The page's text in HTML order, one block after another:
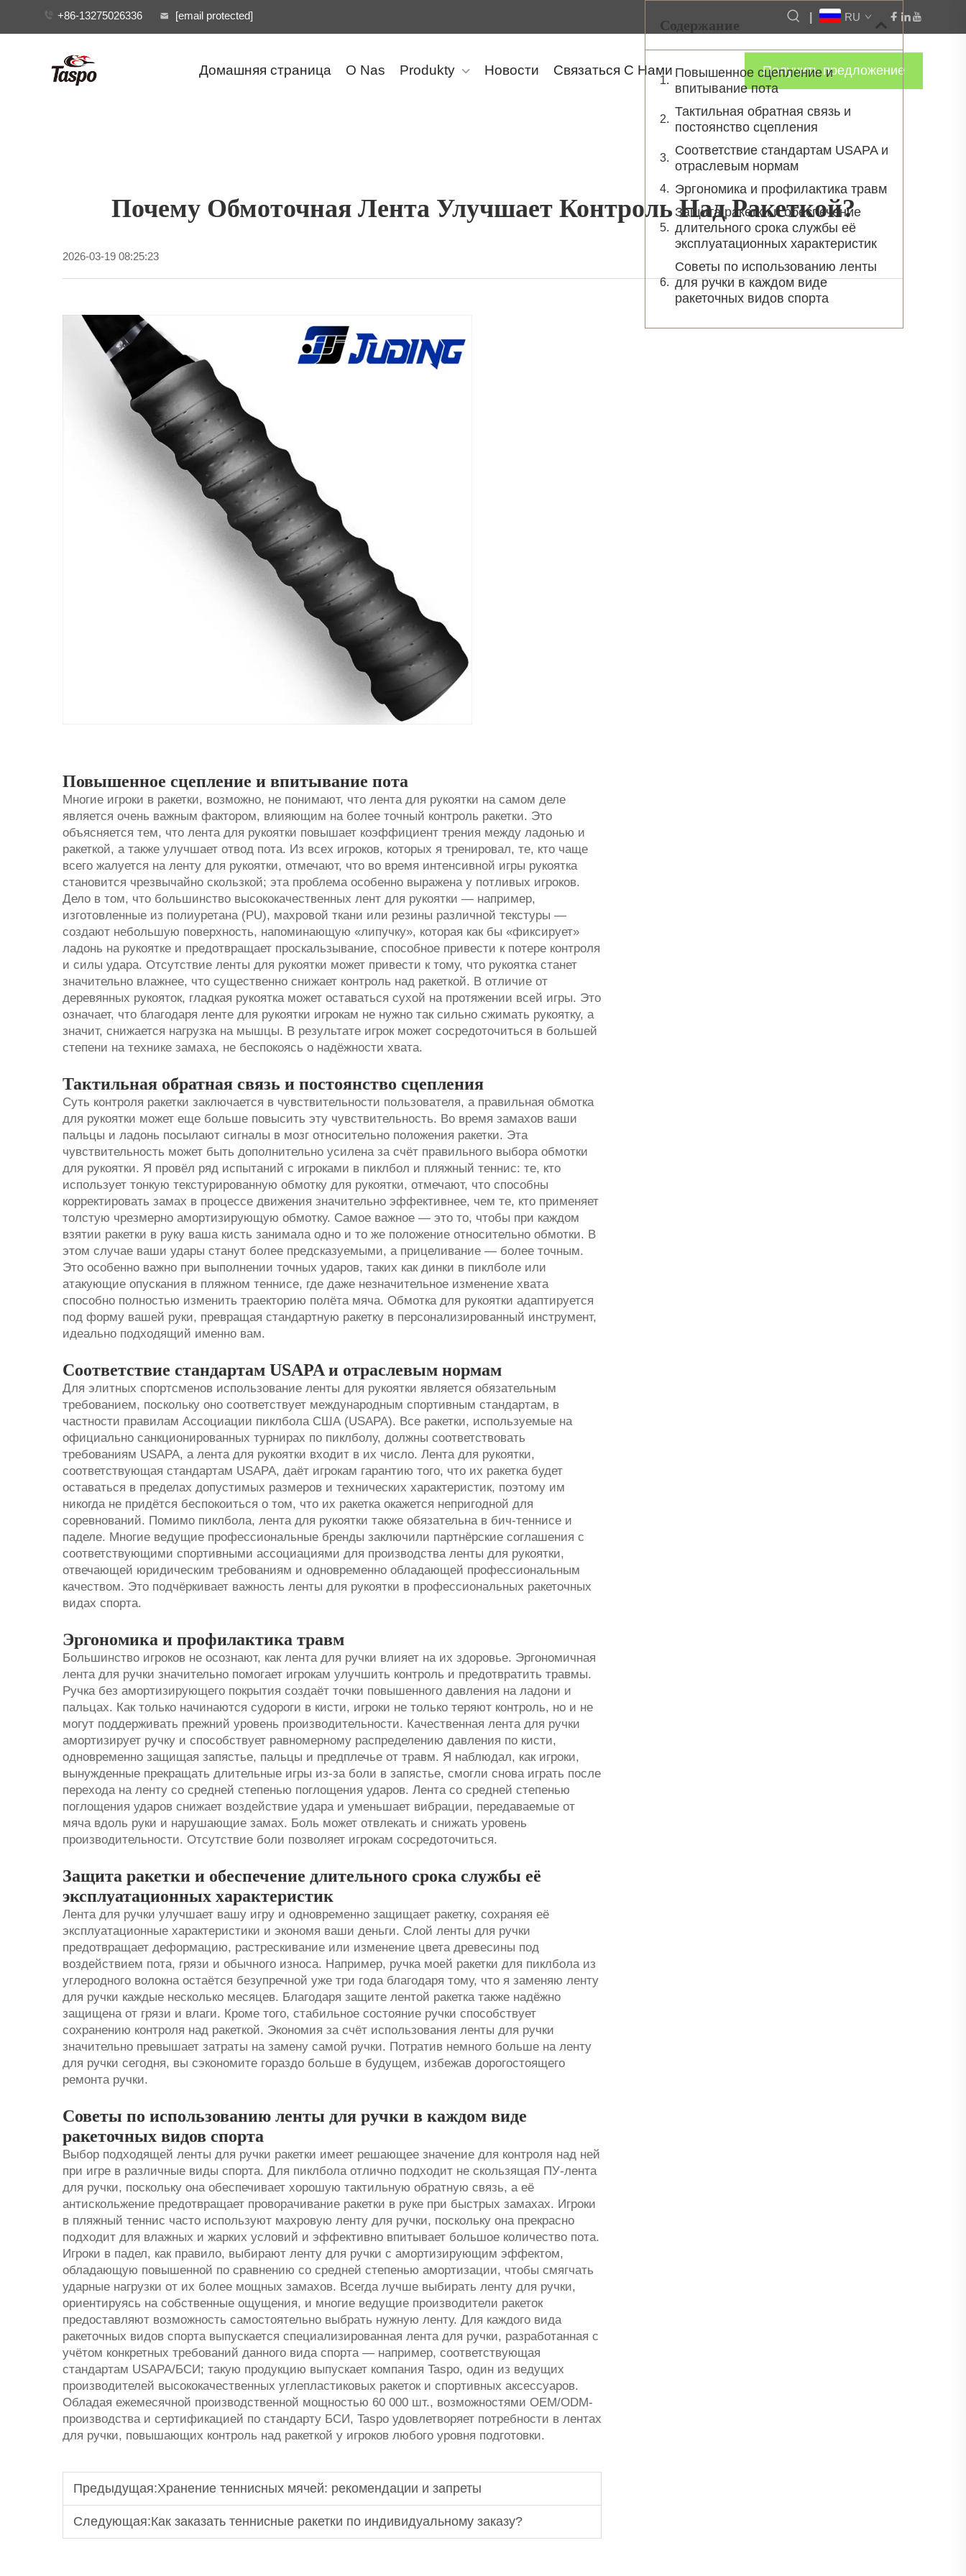
+86-13275026336 [email protected] RU
Домашняя страница O Nas Produkty Новости Связаться С Нами Получить предложение
Почему Обмоточная Лента Улучшает Контроль Над Ракеткой?
2026-03-19 08:25:23
Повышенное сцепление и впитывание пота
Многие игроки в ракетки, возможно, не понимают, что лента для рукоятки на самом деле
является очень важным фактором, влияющим на более точный контроль ракетки. Это
объясняется тем, что лента для рукоятки повышает коэффициент трения между ладонью и
ракеткой, а также улучшает отвод пота. Из всех игроков, которых я тренировал, те, кто чаще
всего жалуется на ленту для рукоятки, отмечают, что во время интенсивной игры рукоятка
становится чрезвычайно скользкой; эта проблема особенно выражена у потливых игроков.
Дело в том, что большинство высококачественных лент для рукоятки — например,
изготовленные из полиуретана (PU), махровой ткани или резины различной текстуры —
создают небольшую поверхность, напоминающую «липучку», которая как бы «фиксирует»
ладонь на рукоятке и предотвращает проскальзывание, способное привести к потере контроля
и силы удара. Отсутствие ленты для рукоятки может привести к тому, что рукоятка станет
значительно влажнее, что существенно снижает контроль над ракеткой. В отличие от
деревянных рукояток, гладкая рукоятка может оставаться сухой на протяжении всей игры. Это
означает, что благодаря ленте для рукоятки игрокам не нужно так сильно сжимать рукоятку, а
значит, снижается нагрузка на мышцы. В результате игрок может сосредоточиться в большей
степени на технике замаха, не беспокоясь о надёжности хвата.
Тактильная обратная связь и постоянство сцепления
Суть контроля ракетки заключается в чувствительности пользователя, а правильная обмотка
для рукоятки может еще больше повысить эту чувствительность. Во время замахов ваши
пальцы и ладонь посылают сигналы в мозг относительно положения ракетки. Эта
чувствительность может быть дополнительно усилена за счёт правильного выбора обмотки
для рукоятки. Я провёл ряд испытаний с игроками в пиклбол и пляжный теннис: те, кто
использует тонкую текстурированную обмотку для рукоятки, отмечают, что способны
корректировать замах в процессе движения значительно эффективнее, чем те, кто применяет
толстую чрезмерно амортизирующую обмотку. Самое важное — это то, чтобы при каждом
взятии ракетки в руку ваша кисть занимала одно и то же положение относительно обмотки. В
этом случае ваши удары станут более предсказуемыми, а прицеливание — более точным.
Это особенно важно при выполнении точных ударов, таких как динки в пиклболе или
атакующие опускания в пляжном теннисе, где даже незначительное изменение хвата
способно полностью изменить траекторию полёта мяча. Обмотка для рукоятки адаптируется
под форму вашей руки, превращая стандартную ракетку в персонализированный инструмент,
идеально подходящий именно вам.
Соответствие стандартам USAPA и отраслевым нормам
Для элитных спортсменов использование ленты для рукоятки является обязательным
требованием, поскольку оно соответствует международным спортивным стандартам, в
частности правилам Ассоциации пиклбола США (USAPA). Все ракетки, используемые на
официально санкционированных турнирах по пиклболу, должны соответствовать
требованиям USAPA, а лента для рукоятки входит в их число. Лента для рукоятки,
соответствующая стандартам USAPA, даёт игрокам гарантию того, что их ракетка будет
оставаться в пределах допустимых размеров и технических характеристик, поэтому им
никогда не придётся беспокоиться о том, что их ракетка окажется непригодной для
соревнований. Помимо пиклбола, лента для рукоятки также обязательна в бич-теннисе и
паделе. Многие ведущие профессиональные бренды заключили партнёрские соглашения с
соответствующими спортивными ассоциациями для производства ленты для рукоятки,
отвечающей юридическим требованиям и одновременно обладающей профессиональным
качеством. Это подчёркивает важность ленты для рукоятки в профессиональных ракеточных
видах спорта.
Эргономика и профилактика травм
Большинство игроков не осознают, как лента для ручки влияет на их здоровье. Эргономичная
лента для ручки значительно помогает игрокам улучшить контроль и предотвратить травмы.
Ручка без амортизирующего покрытия создаёт точки повышенного давления на ладони и
пальцах. Как только начинаются судороги в кисти, игроки не только теряют контроль, но и не
могут поддерживать прежний уровень производительности. Качественная лента для ручки
амортизирует ручку и способствует равномерному распределению давления по кисти,
одновременно защищая запястье, пальцы и предплечье от травм. Я наблюдал, как игроки,
вынужденные прекращать длительные игры из-за боли в запястье, смогли снова играть после
перехода на ленту со средней степенью поглощения ударов. Лента со средней степенью
поглощения ударов снижает воздействие удара и уменьшает вибрации, передаваемые от
мяча вдоль руки и нарушающие замах. Боль может отвлекать и снижать уровень
производительности. Отсутствие боли позволяет игрокам сосредоточиться.
Защита ракетки и обеспечение длительного срока службы её
эксплуатационных характеристик
Лента для ручки улучшает вашу игру и одновременно защищает ракетку, сохраняя её
эксплуатационные характеристики и экономя ваши деньги. Слой ленты для ручки
предотвращает деформацию, растрескивание или изменение цвета древесины под
воздействием пота, грязи и обычного износа. Например, ручка моей ракетки для пиклбола из
углеродного волокна остаётся безупречной уже три года благодаря тому, что я заменяю ленту
для ручки каждые несколько месяцев. Благодаря защите лентой ракетка также надёжно
защищена от грязи и влаги. Кроме того, стабильное состояние ручки способствует
сохранению контроля над ракеткой. Экономия за счёт использования ленты для ручки
значительно превышает затраты на замену самой ручки. Потратив немного больше на ленту
для ручки сегодня, вы сэкономите гораздо больше в будущем, избежав дорогостоящего
ремонта ручки.
Советы по использованию ленты для ручки в каждом виде
ракеточных видов спорта
Выбор подходящей ленты для ручки ракетки имеет решающее значение для контроля над ней
при игре в различные виды спорта. Для пиклбола отлично подходит не скользящая ПУ-лента
для ручки, поскольку она обеспечивает хорошую тактильную обратную связь, а её
антискольжение предотвращает проворачивание ракетки в руке при быстрых замахах. Игроки
в пляжный теннис часто используют махровую ленту для ручки, поскольку она прекрасно
подходит для влажных и жарких условий и эффективно впитывает большое количество пота.
Игроки в падел, как правило, выбирают ленту для ручки с амортизирующим эффектом,
обладающую повышенной по сравнению со средней степенью амортизации, чтобы смягчать
ударные нагрузки от их более мощных замахов. Всегда лучше выбирать ленту для ручки,
ориентируясь на собственные ощущения, и многие ведущие производители ракеток
предоставляют возможность самостоятельно выбрать нужную ленту. Для каждого вида
ракеточных видов спорта выпускается специализированная лента для ручки, разработанная с
учётом конкретных требований данного вида спорта — например, соответствующая
стандартам USAPA/БСИ; такую продукцию выпускает компания Taspo, один из ведущих
производителей высококачественных углепластиковых ракеток и спортивных аксессуаров.
Обладая ежемесячной производственной мощностью 60 000 шт., возможностями OEM/ODM-
производства и сертификацией по стандарту БСИ, Taspo удовлетворяет потребности в лентах
для ручки, повышающих контроль над ракеткой у игроков любого уровня подготовки.
Предыдущая:Хранение теннисных мячей: рекомендации и запреты
Следующая:Как заказать теннисные ракетки по индивидуальному заказу?
Содержание
Повышенное сцепление и
впитывание пота
Тактильная обратная связь и
постоянство сцепления
Соответствие стандартам USAPA и
отраслевым нормам
Эргономика и профилактика травм
Защита ракетки и обеспечение
длительного срока службы её
эксплуатационных характеристик
Советы по использованию ленты
для ручки в каждом виде
ракеточных видов спорта